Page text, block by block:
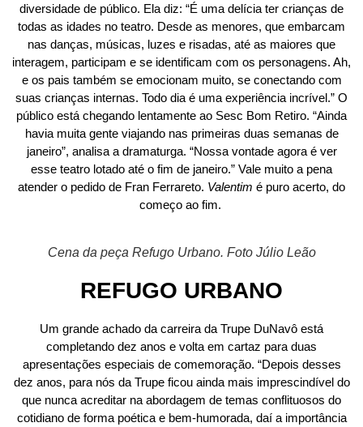
diversidade de público. Ela diz: “É uma delícia ter crianças de
todas as idades no teatro. Desde as menores, que embarcam
nas danças, músicas, luzes e risadas, até as maiores que
interagem, participam e se identificam com os personagens. Ah,
e os pais também se emocionam muito, se conectando com
suas crianças internas. Todo dia é uma experiência incrível.” O
público está chegando lentamente ao Sesc Bom Retiro. “Ainda
havia muita gente viajando nas primeiras duas semanas de
janeiro”, analisa a dramaturga. “Nossa vontade agora é ver
esse teatro lotado até o fim de janeiro.” Vale muito a pena
atender o pedido de Fran Ferrareto. Valentim é puro acerto, do
começo ao fim.
Cena da peça Refugo Urbano. Foto Júlio Leão
REFUGO URBANO
Um grande achado da carreira da Trupe DuNavô está
completando dez anos e volta em cartaz para duas
apresentações especiais de comemoração. “Depois desses
dez anos, para nós da Trupe ficou ainda mais imprescindível do
que nunca acreditar na abordagem de temas conflituosos do
cotidiano de forma poética e bem-humorada, daí a importância